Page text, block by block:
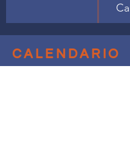
calendario